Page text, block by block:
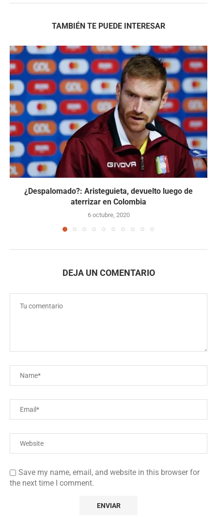
TAMBIÉN TE PUEDE INTERESAR
¿Despalomado?: Aristeguieta, devuelto luego de
aterrizar en Colombia
6 octubre, 2020
DEJA UN COMENTARIO
Save my name, email, and website in this browser for
the next time I comment.